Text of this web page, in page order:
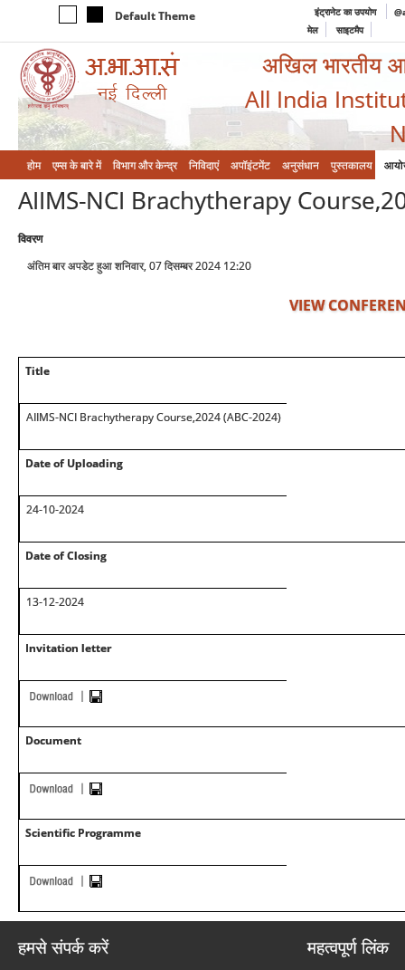
Default Theme इंट्रानेट का उपयोग
मेल
साइटमैप
अखिल भारतीय
All India
होम एम्‍स के बारे में विभाग और केन्‍द्र निविदाएं अपॉइंटमेंट अनुसंधान पुस्तकालय
AIIMS-NCI Brachytherapy
विवरण
अंतिम बार अपडेट हुआ शनिवार, 07 दिसम्बर 2024 12:20
VIEW
Title
AIIMS-NCI Brachytherapy Course,2024 (ABC-2024)
Date of Uploading
24-10-2024
Date of Closing
13-12-2024
Invitation letter
Document
Scientific Programme
हमसे संपर्क करें महत्वपूर्ण लिंक